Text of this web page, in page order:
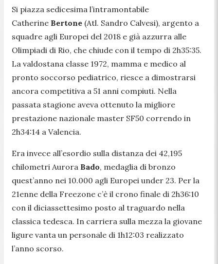
Si piazza sedicesima l’intramontabile
Catherine Bertone (Atl. Sandro Calvesi), argento a
squadre agli Europei del 2018 e già azzurra alle
Olimpiadi di Rio, che chiude con il tempo di 2h35:35.
La valdostana classe 1972, mamma e medico al
pronto soccorso pediatrico, riesce a dimostrarsi
ancora competitiva a 51 anni compiuti. Nella
passata stagione aveva ottenuto la migliore
prestazione nazionale master SF50 correndo in
2h34:14 a Valencia.
Era invece all’esordio sulla distanza dei 42,195
chilometri Aurora Bado, medaglia di bronzo
quest’anno nei 10.000 agli Europei under 23. Per la
21enne della Freezone c’è il crono finale di 2h36:10
con il diciassettesimo posto al traguardo nella
classica tedesca. In carriera sulla mezza la giovane
ligure vanta un personale di 1h12:03 realizzato
l’anno scorso.